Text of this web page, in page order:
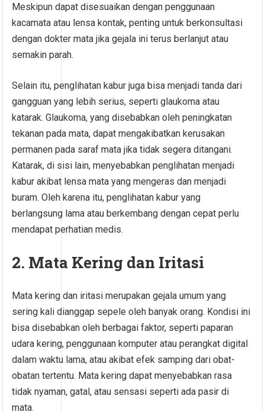
Meskipun dapat disesuaikan dengan penggunaan
kacamata atau lensa kontak, penting untuk berkonsultasi
dengan dokter mata jika gejala ini terus berlanjut atau
semakin parah.
Selain itu, penglihatan kabur juga bisa menjadi tanda dari
gangguan yang lebih serius, seperti glaukoma atau
katarak. Glaukoma, yang disebabkan oleh peningkatan
tekanan pada mata, dapat mengakibatkan kerusakan
permanen pada saraf mata jika tidak segera ditangani.
Katarak, di sisi lain, menyebabkan penglihatan menjadi
kabur akibat lensa mata yang mengeras dan menjadi
buram. Oleh karena itu, penglihatan kabur yang
berlangsung lama atau berkembang dengan cepat perlu
mendapat perhatian medis.
2. Mata Kering dan Iritasi
Mata kering dan iritasi merupakan gejala umum yang
sering kali dianggap sepele oleh banyak orang. Kondisi ini
bisa disebabkan oleh berbagai faktor, seperti paparan
udara kering, penggunaan komputer atau perangkat digital
dalam waktu lama, atau akibat efek samping dari obat-
obatan tertentu. Mata kering dapat menyebabkan rasa
tidak nyaman, gatal, atau sensasi seperti ada pasir di
mata.